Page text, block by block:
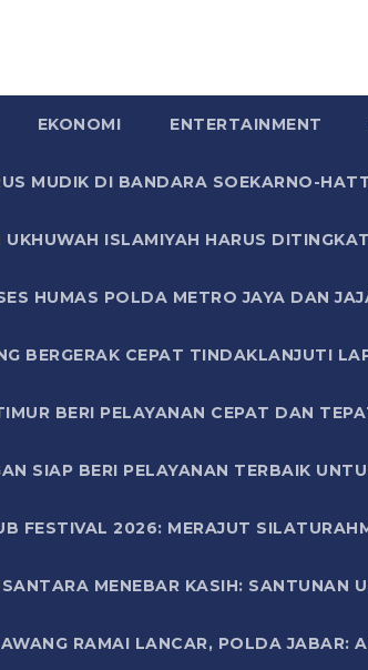
EKONOMI ENTERTAINMENT
MUDIK DI BANDARA SOEKARNO-
ISLAMIYAH HARUS
HUMAS POLDA METRO JAYA DAN
BERGERAK CEPAT TINDAKLANJUTI
BERI PELAYANAN CEPAT DAN
SIAP BERI PELAYANAN TERBAIK
FESTIVAL 2026: MERAJUT
MENEBAR KASIH:
RAMAI LANCAR, POLDA JABAR: